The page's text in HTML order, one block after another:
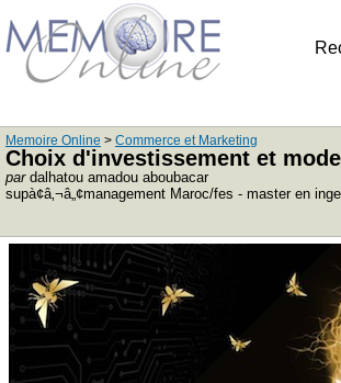
Memoire Online > Commerce et Marketing
Choix d'investissement et
pardalhatou amadou aboubacar
supà¢â‚¬â„¢management Maroc/fes - master en